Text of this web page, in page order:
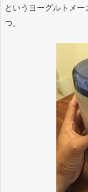
というヨーグルトメ
つ。